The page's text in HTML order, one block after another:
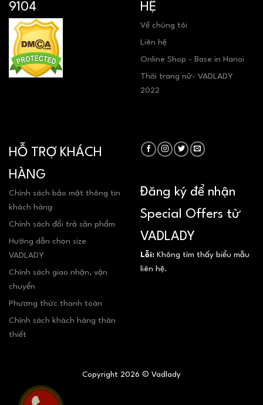
9104
HỆ
Về chúng tôi
Liên hệ
Online Shop - Base in Hanoi
Thời trang nữ- VADLADY
2022
HỖ TRỢ KHÁCH
HÀNG
Chính sách bảo mật thông tin
khách hàng
Chính sách đổi trả sản phẩm
Hướng dẫn chọn size
VADLADY
Chính sách giao nhận, vận
chuyển
Phương thức thanh toán
Chính sách khách hàng thân
thiết
Đăng ký để nhận
Special Offers từ
VADLADY
Lỗi: Không tìm thấy biểu mẫu
liên hệ.
Copyright 2026 © Vadlady